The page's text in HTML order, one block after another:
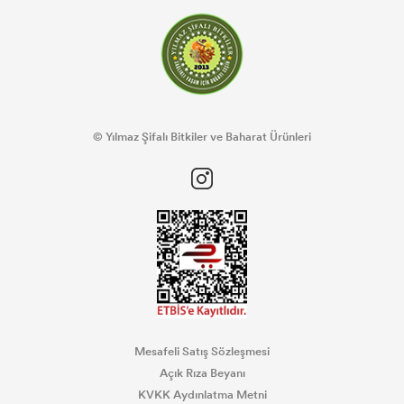
© Yılmaz Şifalı Bitkiler ve Baharat Ürünleri
Mesafeli Satış Sözleşmesi
Açık Rıza Beyanı
KVKK Aydınlatma Metni